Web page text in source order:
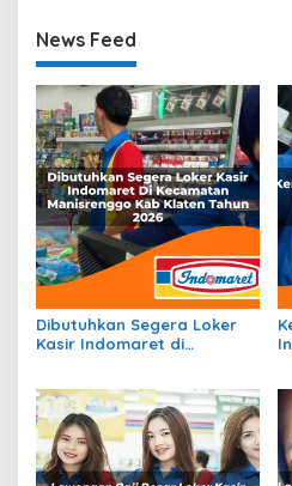
News Feed
Dibutuhkan Segera Loker
Kasir Indomaret di